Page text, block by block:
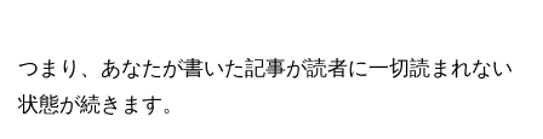
つまり、あなたが書いた記事が読者に一切読まれない
状態が続きます。